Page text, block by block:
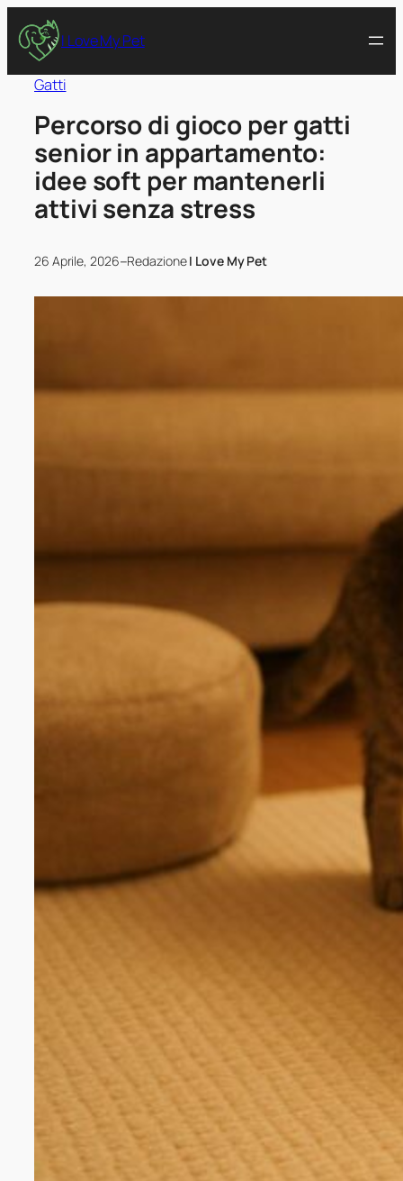
I Love My Pet
Gatti
Percorso di gioco per gatti
senior in appartamento:
idee soft per mantenerli
attivi senza stress
26 Aprile, 2026–RedazioneI Love My Pet